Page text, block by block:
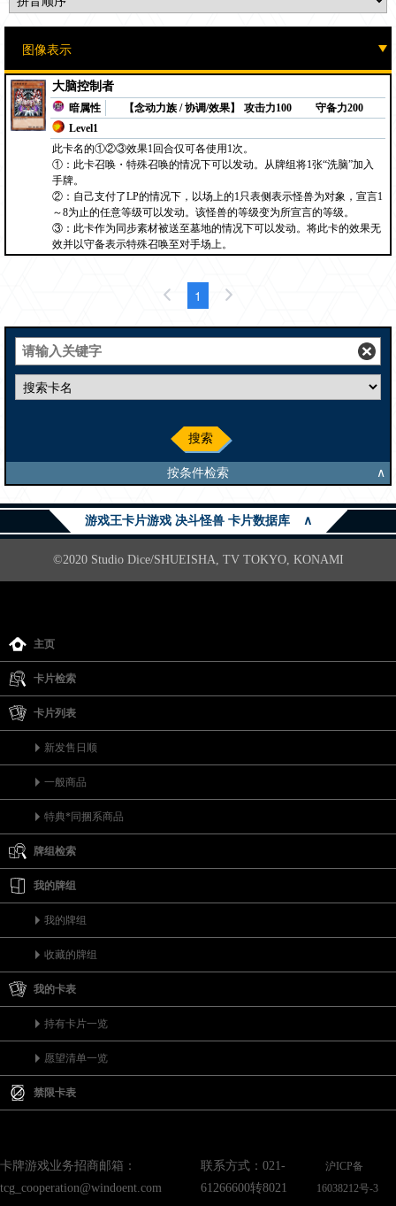
大脑控制者
暗属性
【念动力族 / 协调/效果】
Level1
攻击力100 守备力200
此卡名的①②③效果1回合仅可各使用1次。
①：此卡召唤・特殊召唤的情况下可以发动。从牌组将1张“洗脑”加入
手牌。
②：自己支付了LP的情况下，以场上的1只表侧表示怪兽为对象，宣言1
～8为止的任意等级可以发动。该怪兽的等级变为所宣言的等级。
③：此卡作为同步素材被送至墓地的情况下可以发动。将此卡的效果无
效并以守备表示特殊召唤至对手场上。
1
搜索
按条件检索 ∧
游戏王卡片游戏 决斗怪兽 卡片数据库 ∧
©2020 Studio Dice/SHUEISHA, TV TOKYO, KONAMI
主页
卡片检索
卡片列表
新发售日顺
一般商品
特典*同捆系商品
牌组检索
我的牌组
我的牌组
收藏的牌组
我的卡表
持有卡片一览
愿望清单一览
禁限卡表
卡牌游戏业务招商邮箱：
tcg_cooperation@windoent.com
联系方式：021-
61266600转8021
沪ICP备
16038212号-3